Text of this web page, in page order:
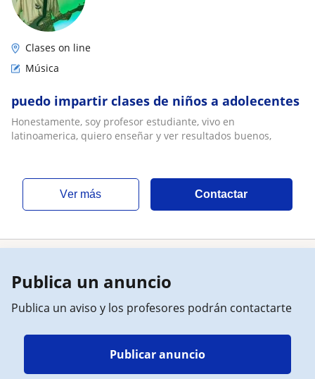
Clases on line
Música
puedo impartir clases de niños a adolecentes
Honestamente, soy profesor estudiante, vivo en
latinoamerica, quiero enseñar y ver resultados buenos,
ver más Contactar
Publica un anuncio
Publica un aviso y los profesores podrán contactarte
Publicar anuncio